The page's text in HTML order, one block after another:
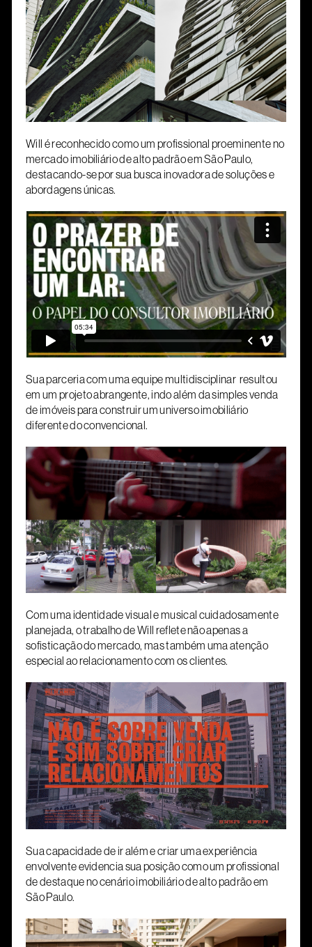
Will é reconhecido como um profissional proeminente no
mercado imobiliário de alto padrão em São Paulo,
destacando-se por sua busca inovadora de soluções e
abordagens únicas.
Sua parceria com uma equipe multidisciplinar resultou
em um projeto abrangente, indo além da simples venda
de imóveis para construir um universo imobiliário
diferente do convencional.
Com uma identidade visual e musical cuidadosamente
planejada, o trabalho de Will reflete não apenas a
sofisticação do mercado, mas também uma atenção
especial ao relacionamento com os clientes.
Sua capacidade de ir além e criar uma experiência
envolvente evidencia sua posição como um profissional
de destaque no cenário imobiliário de alto padrão em
São Paulo.